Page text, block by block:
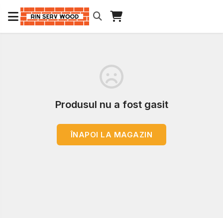
Produsul nu a fost gasit
ÎNAPOI LA MAGAZIN